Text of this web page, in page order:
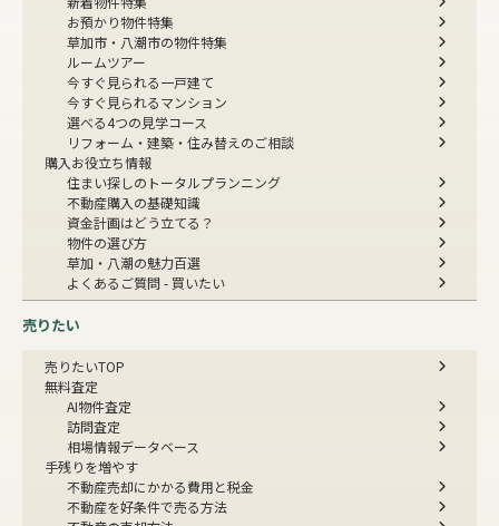
お預かり物件特集
草加市・八潮市の物件特集
ルームツアー
今すぐ見られる一戸建て
今すぐ見られるマンション
選べる4つの見学コース
リフォーム・建築・住み替えのご相談
購入お役立ち情報
住まい探しのトータルプランニング
不動産購入の基礎知識
資金計画はどう立てる？
物件の選び方
草加・八潮の魅力百選
よくあるご質問 - 買いたい
売りたい
売りたいTOP
無料査定
AI物件査定
訪問査定
相場情報データベース
手残りを増やす
不動産売却にかかる費用と税金
不動産を好条件で売る方法